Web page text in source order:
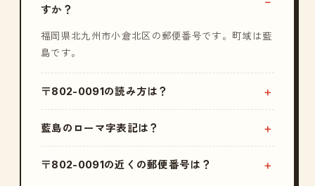
すか？
福岡県北九州市小倉北区の郵便番号です。町域は藍
島です。
〒802-0091の読み方は？
藍島のローマ字表記は？
〒802-0091の近くの郵便番号は？